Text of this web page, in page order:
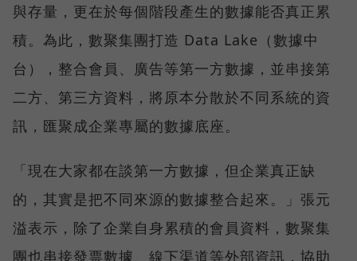
與存量，更在於每個階段產生的數據能否真正累
積。為此，數聚集團打造 Data Lake（數據中
台），整合會員、廣告等第一方數據，並串接第
二方、第三方資料，將原本分散於不同系統的資
訊，匯聚成企業專屬的數據底座。
「現在大家都在談第一方數據，但企業真正缺
的，其實是把不同來源的數據整合起來。」張元
溢表示，除了企業自身累積的會員資料，數聚集
團也串接發票數據、線下渠道等外部資訊，協助